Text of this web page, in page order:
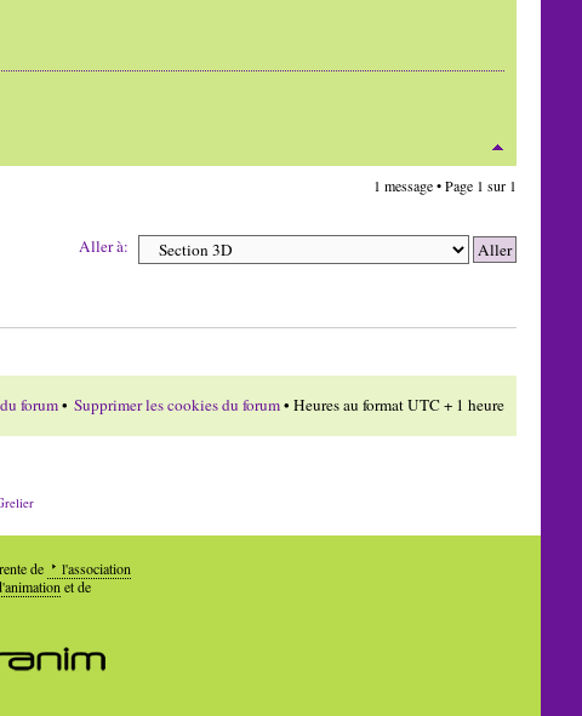
1 message • Page 1 sur 1
Aller à:
forum• Supprimer les cookies du forum• Heures au format UTC + 1 heure
de
l'association
et de